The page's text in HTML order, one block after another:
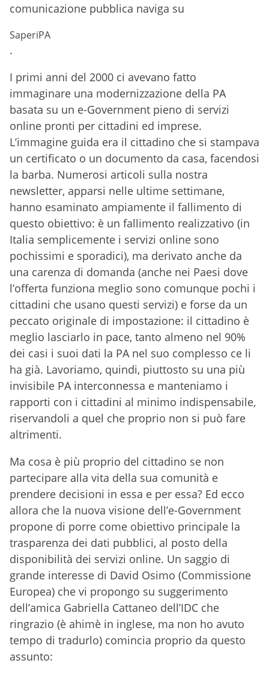
comunicazione pubblica naviga su
SaperiPA
.
I primi anni del 2000 ci avevano fatto
immaginare una modernizzazione della PA
basata su un e-Government pieno di servizi
online pronti per cittadini ed imprese.
L’immagine guida era il cittadino che si stampava
un certificato o un documento da casa, facendosi
la barba. Numerosi articoli sulla nostra
newsletter, apparsi nelle ultime settimane,
hanno esaminato ampiamente il fallimento di
questo obiettivo: è un fallimento realizzativo (in
Italia semplicemente i servizi online sono
pochissimi e sporadici), ma derivato anche da
una carenza di domanda (anche nei Paesi dove
l’offerta funziona meglio sono comunque pochi i
cittadini che usano questi servizi) e forse da un
peccato originale di impostazione: il cittadino è
meglio lasciarlo in pace, tanto almeno nel 90%
dei casi i suoi dati la PA nel suo complesso ce li
ha già. Lavoriamo, quindi, piuttosto su una più
invisibile PA interconnessa e manteniamo i
rapporti con i cittadini al minimo indispensabile,
riservandoli a quel che proprio non si può fare
altrimenti.
Ma cosa è più proprio del cittadino se non
partecipare alla vita della sua comunità e
prendere decisioni in essa e per essa? Ed ecco
allora che la nuova visione dell’e-Government
propone di porre come obiettivo principale la
trasparenza dei dati pubblici, al posto della
disponibilità dei servizi online. Un saggio di
grande interesse di David Osimo (Commissione
Europea) che vi propongo su suggerimento
dell’amica Gabriella Cattaneo dell’IDC che
ringrazio (è ahimè in inglese, ma non ho avuto
tempo di tradurlo) comincia proprio da questo
assunto: